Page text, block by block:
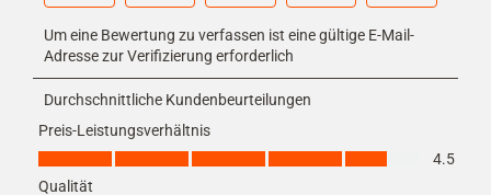
Sie
diese
Option,
um
Artikel
mit
Sie
diese
Option,
um
Artikel
mit
Sie
diese
Option,
um
Artikel
mit
Sie
diese
Option,
um
mit
Sie
Option,
mit
Um eine Bewertung zu verfassen ist eine gültige E-Mail-
Adresse zur Verifizierung erforderlich
Durchschnittliche Kundenbeurteilungen
Preis-Leistungsverhältnis
Preis-Leistungsverhältnis, 4.5 von 5
4.5
Qualität